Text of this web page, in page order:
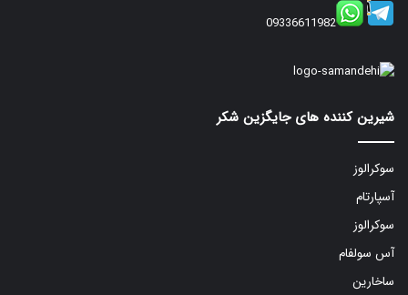
09336611982
شیرین کننده های جایگزین شکر
سوکرالوز
آسپارتام
سوکرالوز
آس سولفام
ساخارین